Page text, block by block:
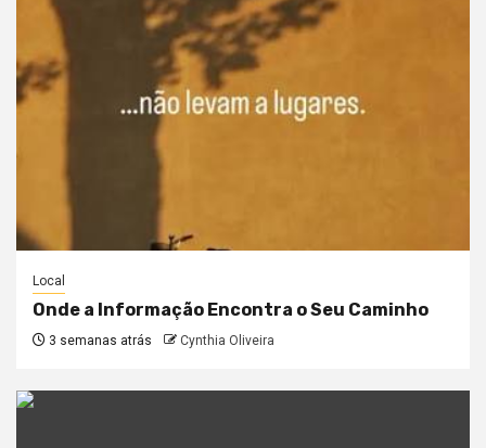
Local
Onde a Informação Encontra o Seu Caminho
3 semanas atrás Cynthia Oliveira